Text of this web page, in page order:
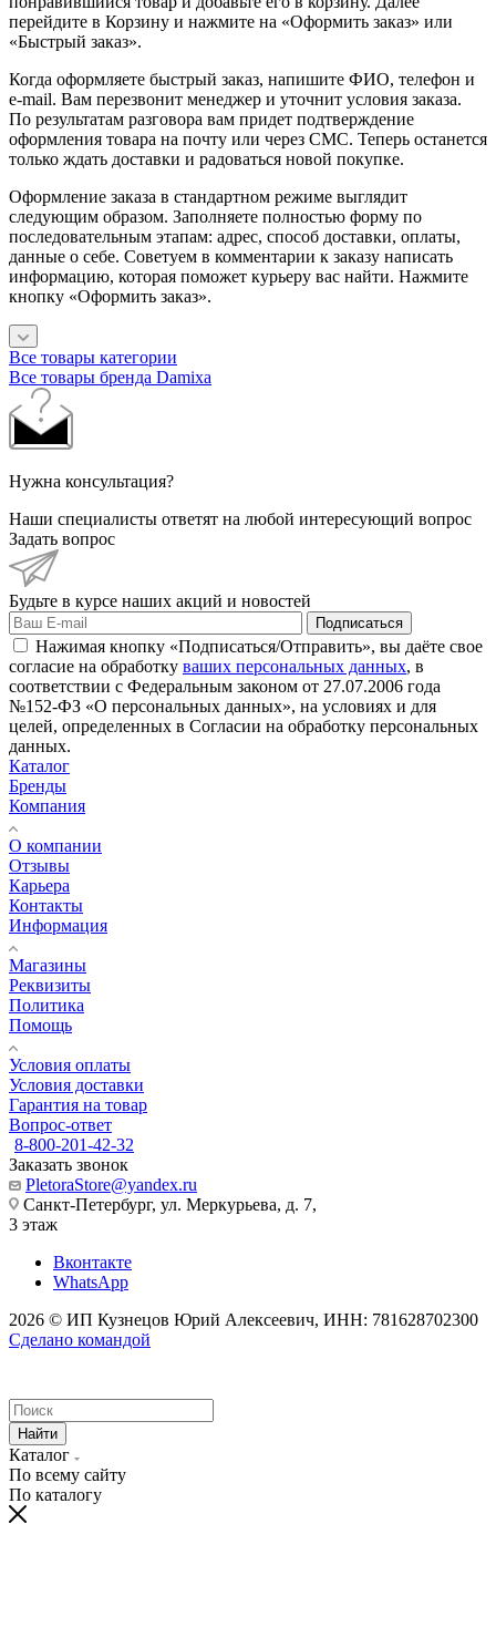
перейдите в Корзину и нажмите на «Оформить заказ» или
«Быстрый заказ».
Когда оформляете быстрый заказ, напишите ФИО, телефон и
e-mail. Вам перезвонит менеджер и уточнит условия заказа.
По результатам разговора вам придет подтверждение
оформления товара на почту или через СМС. Теперь останется
только ждать доставки и радоваться новой покупке.
Оформление заказа в стандартном режиме выглядит
следующим образом. Заполняете полностью форму по
последовательным этапам: адрес, способ доставки, оплаты,
данные о себе. Советуем в комментарии к заказу написать
информацию, которая поможет курьеру вас найти. Нажмите
кнопку «Оформить заказ».
Все товары категории
Все товары бренда Damixa
Нужна консультация?
Наши специалисты ответят на любой интересующий вопрос
Задать вопрос
Будьте в курсе наших акций и новостей
Подписаться
Нажимая кнопку «Подписаться/Отправить», вы даёте свое
согласие на обработку ваших персональных данных, в
соответствии с Федеральным законом от 27.07.2006 года
№152-ФЗ «О персональных данных», на условиях и для
целей, определенных в Согласии на обработку персональных
данных.
Каталог
Бренды
Компания
О компании
Отзывы
Карьера
Контакты
Информация
Магазины
Реквизиты
Политика
Помощь
Условия оплаты
Условия доставки
Гарантия на товар
Вопрос-ответ
8-800-201-42-32
Заказать звонок
PletoraStore@yandex.ru
Санкт-Петербург, ул. Меркурьева, д. 7,
3 этаж
Вконтакте
WhatsApp
2026 © ИП Кузнецов Юрий Алексеевич, ИНН: 781628702300
Сделано командой
Найти
Каталог
По всему сайту
По каталогу